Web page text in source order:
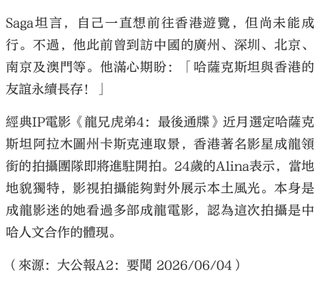
Saga坦言，自己一直想前往香港遊覽，但尚未能成
行。不過，他此前曾到訪中國的廣州、深圳、北京、
南京及澳門等。他滿心期盼：「哈薩克斯坦與香港的
友誼永續長存！」
經典IP電影《龍兄虎弟4：最後通牒》近月選定哈薩克
斯坦阿拉木圖州卡斯克連取景，香港著名影星成龍領
銜的拍攝團隊即將進駐開拍。24歲的Alina表示，當地
地貌獨特，影視拍攝能夠對外展示本土風光。本身是
成龍影迷的她看過多部成龍電影，認為這次拍攝是中
哈人文合作的體現。
（來源：大公報A2：要聞 2026/06/04）